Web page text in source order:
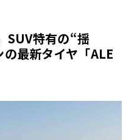
SUV特有の“揺
最新タイヤ「ALE